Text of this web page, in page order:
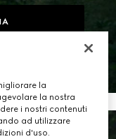
la
la nostra
i nostri contenuti
ad utilizzare
d'uso.